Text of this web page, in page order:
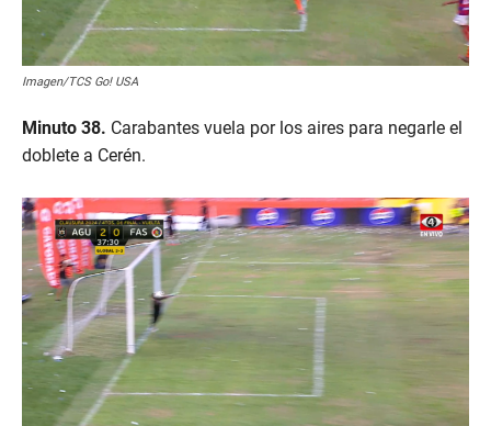
Imagen/TCS Go! USA
Minuto 38. Carabantes vuela por los aires para negarle el
doblete a Cerén.